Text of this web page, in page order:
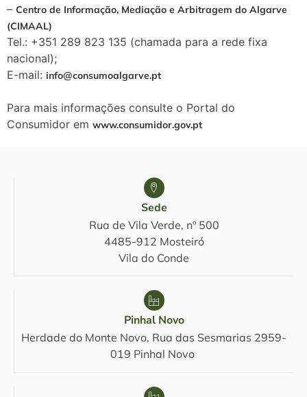
– Centro de Informação, Mediação e Arbitragem do Algarve
(CIMAAL)
Tel.: +351 289 823 135 (chamada para a rede fixa
nacional);
E-mail: info@consumoalgarve.pt
Para mais informações consulte o Portal do
Consumidor em www.consumidor.gov.pt
Sede
Rua de Vila Verde, nº 500
4485-912 Mosteiró
Vila do Conde
Pinhal Novo
Herdade do Monte Novo, Rua das Sesmarias 2959-
019 Pinhal Novo